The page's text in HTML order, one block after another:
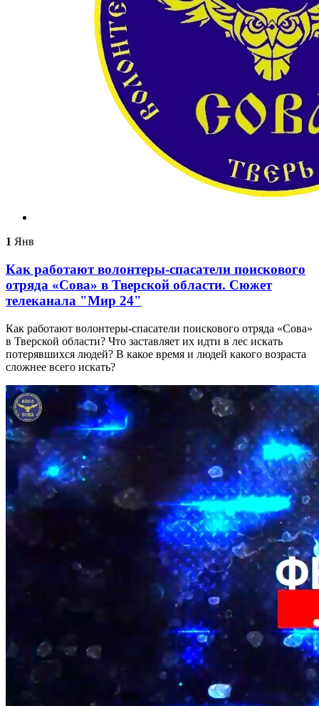
1 Янв
Как работают волонтеры-спасатели поискового
отряда «Сова» в Тверской области. Сюжет
телеканала "Мир 24"
Как работают волонтеры-спасатели поискового отряда «Сова»
в Тверской области? Что заставляет их идти в лес искать
потерявшихся людей? В какое время и людей какого возраста
сложнее всего искать?